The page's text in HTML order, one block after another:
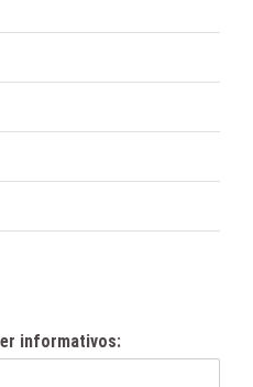
informativos: